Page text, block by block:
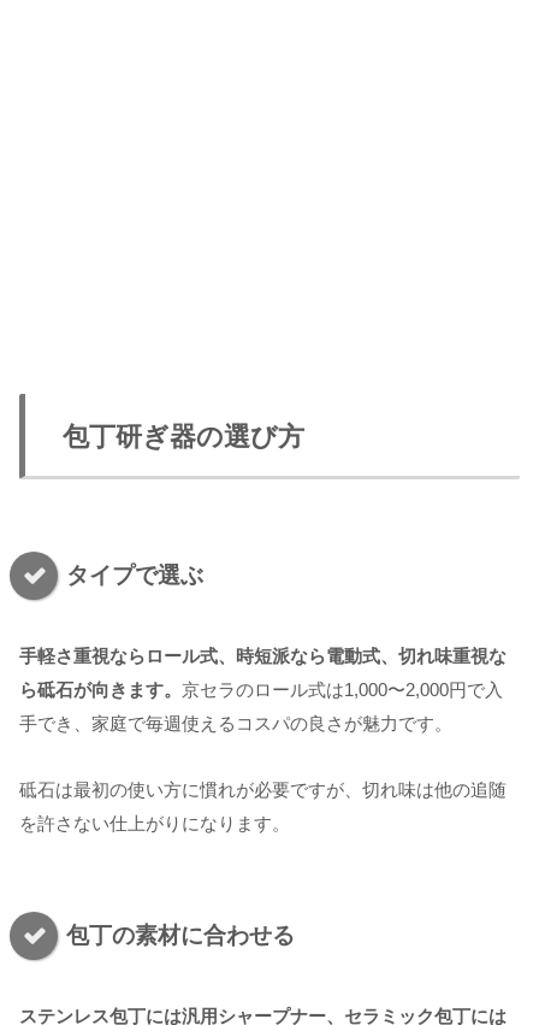
包丁研ぎ器の選び方
タイプで選ぶ
手軽さ重視ならロール式、時短派なら電動式、切れ味重視な
ら砥石が向きます。 京セラのロール式は1,000〜2,000円で入
手でき、家庭で毎週使えるコスパの良さが魅力です。
砥石は最初の使い方に慣れが必要ですが、切れ味は他の追随
を許さない仕上がりになります。
包丁の素材に合わせる
ステンレス包丁には汎用シャープナー、セラミック包丁には